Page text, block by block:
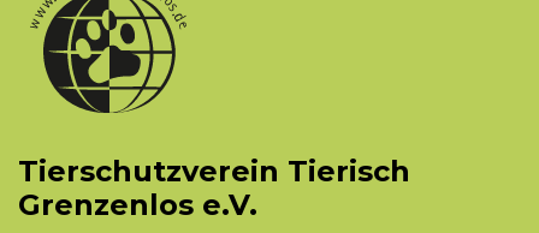
Tierschutzverein Tierisch
Grenzenlos e.V.